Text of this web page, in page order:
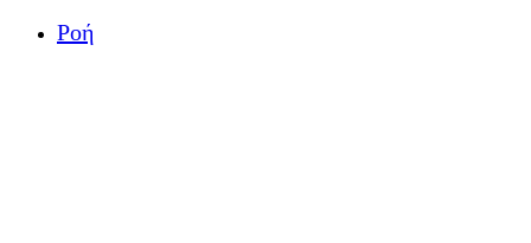
Ροή